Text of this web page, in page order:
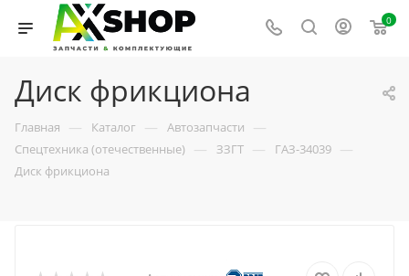
0
Диск фрикциона
Главная — Каталог — Автозапчасти —
Спецтехника (отечественные) — ЗЗГТ — ГАЗ-34039 —
Диск фрикциона